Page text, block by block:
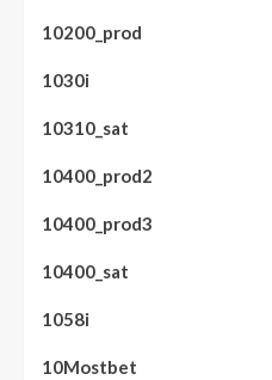
10200_prod
1030i
10310_sat
10400_prod2
10400_prod3
10400_sat
1058i
10Mostbet